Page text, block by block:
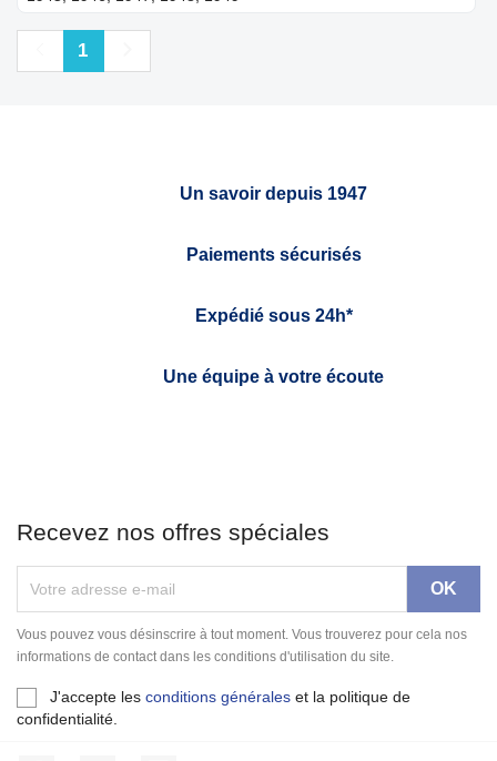
Précédent
1
Un savoir depuis 1947
Paiements sécurisés
Expédié sous 24h*
Une équipe à votre écoute
Recevez nos offres spéciales
Vous pouvez vous désinscrire à tout moment. Vous trouverez pour cela nos
informations de contact dans les conditions d'utilisation du site.
J'accepte les conditions générales et la politique de
confidentialité.